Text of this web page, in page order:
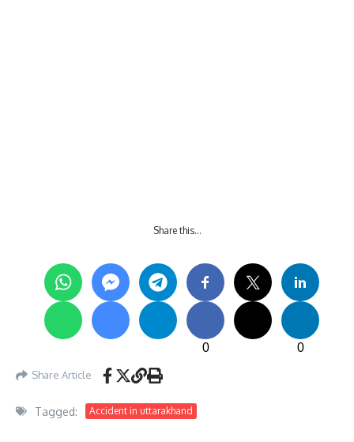
Share this…
0 0
Share Article
Tagged: Accident in uttarakhand